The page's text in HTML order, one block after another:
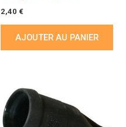
2,40 €
AJOUTER AU PANIER